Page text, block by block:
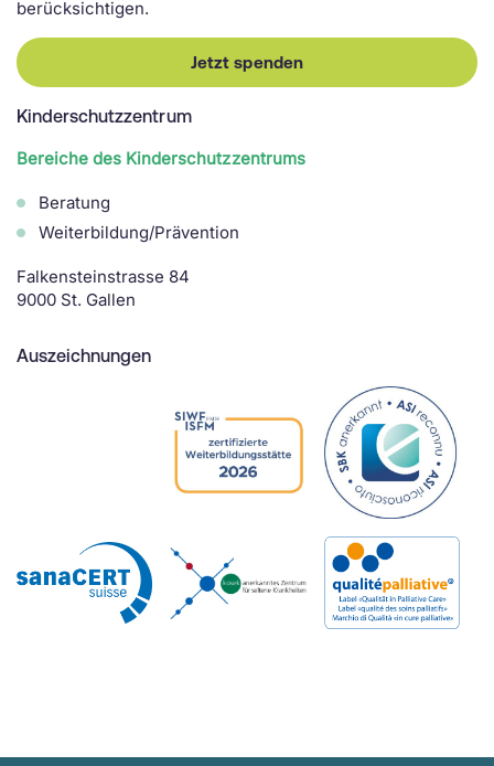
berücksichtigen.
Jetzt spenden
Kinderschutzzentrum
Bereiche des Kinderschutzzentrums
Beratung
Weiterbildung/Prävention
Falkensteinstrasse 84
9000 St. Gallen
Auszeichnungen